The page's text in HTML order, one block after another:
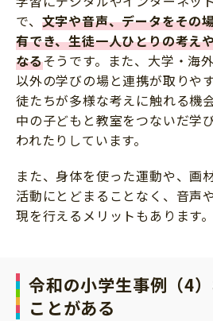
で、 文字や音声、データをその
有でき、生徒一人ひとりの考え
なるそうです。また、大学・海
以外の学びの場と連携が取りや
徒たちが多様な考えに触れる機
中の子どもと教室をつないだ学
われたりしています。
また、身体を使った運動や、画
活動にとどまることなく、音声
現を行えるメリットもあります。
令和の小学生事例（4
ことがある